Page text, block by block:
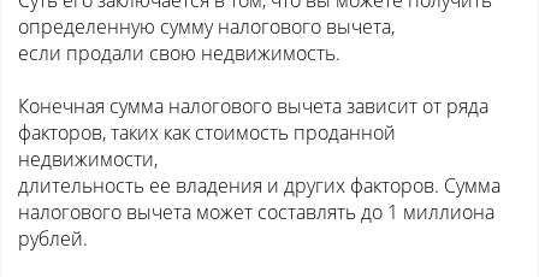
определенную сумму налогового вычета,
если продали свою недвижимость.
Конечная сумма налогового вычета зависит от ряда
факторов, таких как стоимость проданной
недвижимости,
длительность ее владения и других факторов. Сумма
налогового вычета может составлять до 1 миллиона
рублей.